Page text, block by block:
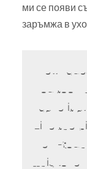
ми се появи
заръмжа в
Well I
You took
I gave it
Like the
New-
This